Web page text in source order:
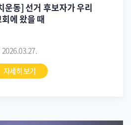
운동] 선거 후보자가 우리
에 왔을 때
2026.03.27.
자세히 보기